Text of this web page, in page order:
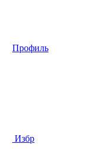
Профиль
Избр